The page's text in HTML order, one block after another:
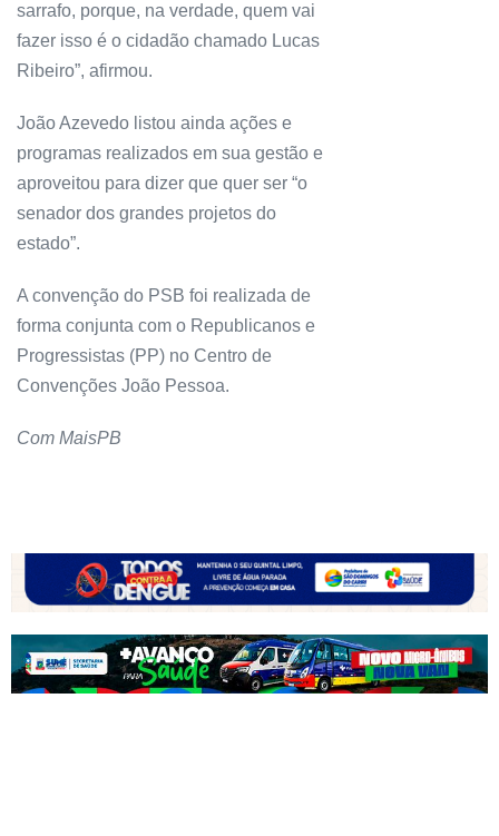
sarrafo, porque, na verdade, quem vai
fazer isso é o cidadão chamado Lucas
Ribeiro”, afirmou.
João Azevedo listou ainda ações e
programas realizados em sua gestão e
aproveitou para dizer que quer ser “o
senador dos grandes projetos do
estado”.
A convenção do PSB foi realizada de
forma conjunta com o Republicanos e
Progressistas (PP) no Centro de
Convenções João Pessoa.
Com MaisPB